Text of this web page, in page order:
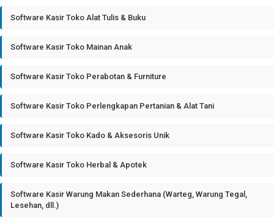
Software Kasir Toko Alat Tulis & Buku
Software Kasir Toko Mainan Anak
Software Kasir Toko Perabotan & Furniture
Software Kasir Toko Perlengkapan Pertanian & Alat Tani
Software Kasir Toko Kado & Aksesoris Unik
Software Kasir Toko Herbal & Apotek
Software Kasir Warung Makan Sederhana (Warteg, Warung Tegal,
Lesehan, dll.)